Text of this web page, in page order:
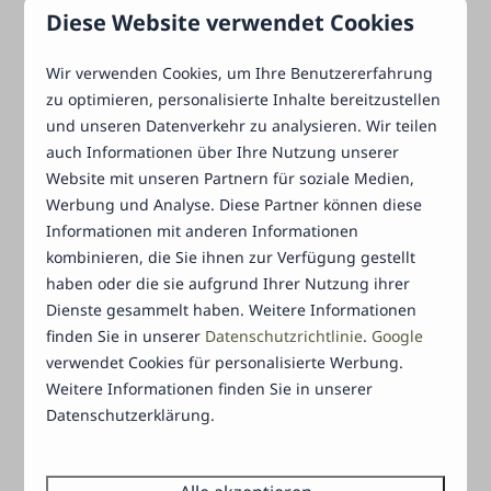
DIE BESTEN ROUTEN FÜR IHREN
FAHRRADURLAUB
Op zoek naar de beste fietsroutes voor je
vakantie bij Het Verscholen Dorp? Lees onze
tips en ontdek de beste fietspaden en routes
in de omgeving.
WÖCHENTLICHE MÄRKTE IN DER REGION
Diese Website verwendet Cookies
Wir verwenden Cookies, um Ihre Benutzererfahrung
zu optimieren, personalisierte Inhalte bereitzustellen
und unseren Datenverkehr zu analysieren. Wir teilen
auch Informationen über Ihre Nutzung unserer
Website mit unseren Partnern für soziale Medien,
Werbung und Analyse. Diese Partner können diese
Informationen mit anderen Informationen
kombinieren, die Sie ihnen zur Verfügung gestellt
haben oder die sie aufgrund Ihrer Nutzung ihrer
Dienste gesammelt haben. Weitere Informationen
finden Sie in unserer Datenschutzrichtlinie. Google
verwendet Cookies für personalisierte Werbung.
Weitere Informationen finden Sie in unserer
Datenschutzerklärung.